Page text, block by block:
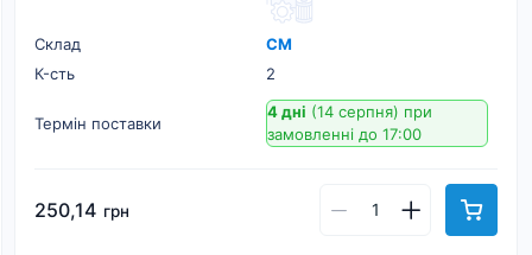
Склад
СМ
К-cть
2
Термін поставки
4 дні (14 серпня) при
замовленні до 17:00
250,14 грн